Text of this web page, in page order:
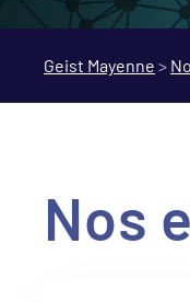
Geist Mayenne >
Nos